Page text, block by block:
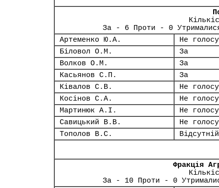
За - 6 Проти - 0
Артеменко Ю.А.
Не
Біловол О.М.
За
Волков О.М.
За
Касьянов С.П.
За
Ківалов С.В.
Не
Косінов С.А.
Не
Мартинюк А.І.
Не
Савицький В.В.
Не
Тополов В.С.
Відсутній
Фракція
За - 10 Проти - 0